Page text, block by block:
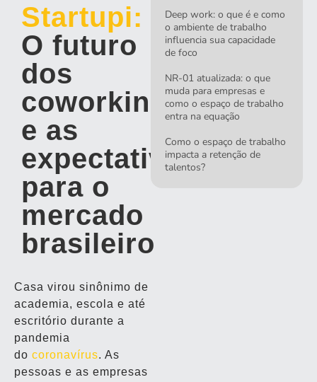
Startupi:
O futuro
dos
coworkings
e as
expectativas
para o
mercado
brasileiro
Casa virou sinônimo de
academia, escola e até
escritório durante a
pandemia
do coronavírus. As
pessoas e as empresas
Deep work: o que é e como
o ambiente de trabalho
influencia sua capacidade
de foco
NR-01 atualizada: o que
muda para empresas e
como o espaço de trabalho
entra na equação
Como o espaço de trabalho
impacta a retenção de
talentos?